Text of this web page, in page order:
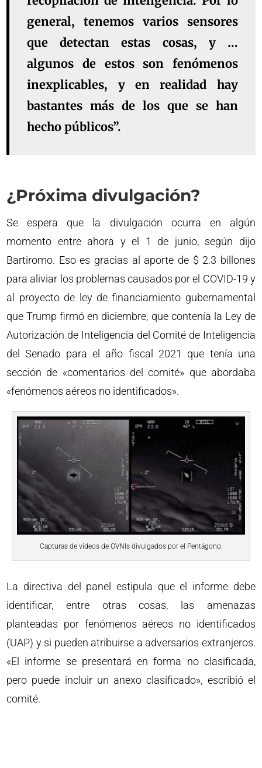
general, tenemos varios sensores
que detectan estas cosas, y …
algunos de estos son fenómenos
inexplicables, y en realidad hay
bastantes más de los que se han
hecho públicos”.
¿Próxima divulgación?
Se espera que la divulgación ocurra en algún
momento entre ahora y el 1 de junio, según dijo
Bartiromo. Eso es gracias al aporte de $ 2.3 billones
para aliviar los problemas causados por el COVID-19 y
al proyecto de ley de financiamiento gubernamental
que Trump firmó en diciembre, que contenía la Ley de
Autorización de Inteligencia del Comité de Inteligencia
del Senado para el año fiscal 2021 que tenía una
sección de «comentarios del comité» que abordaba
«fenómenos aéreos no identificados».
Capturas de vídeos de OVNIs divulgados por el Pentágono.
La directiva del panel estipula que el informe debe
identificar, entre otras cosas, las amenazas
planteadas por fenómenos aéreos no identificados
(UAP) y si pueden atribuirse a adversarios extranjeros.
«El informe se presentará en forma no clasificada,
pero puede incluir un anexo clasificado», escribió el
comité.